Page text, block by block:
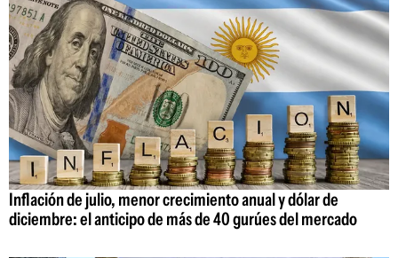
Inflación de julio, menor crecimiento anual y dólar de
diciembre: el anticipo de más de 40 gurúes del mercado